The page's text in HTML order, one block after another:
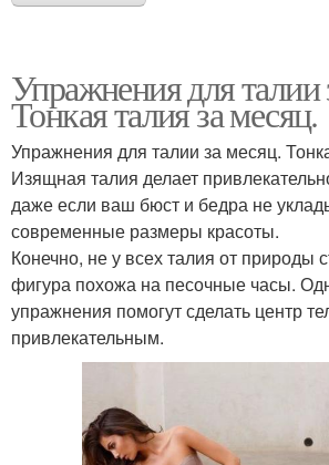
Упражнения для талии
Тонкая талия за месяц.
Упражнения для талии за месяц.
Изящная талия делает
даже если ваш бюст и бедра не
современные размеры красоты.
Конечно, не у всех талия от природы
фигура похожа на песочные часы.
упражнения помогут сделать центр
привлекательным.